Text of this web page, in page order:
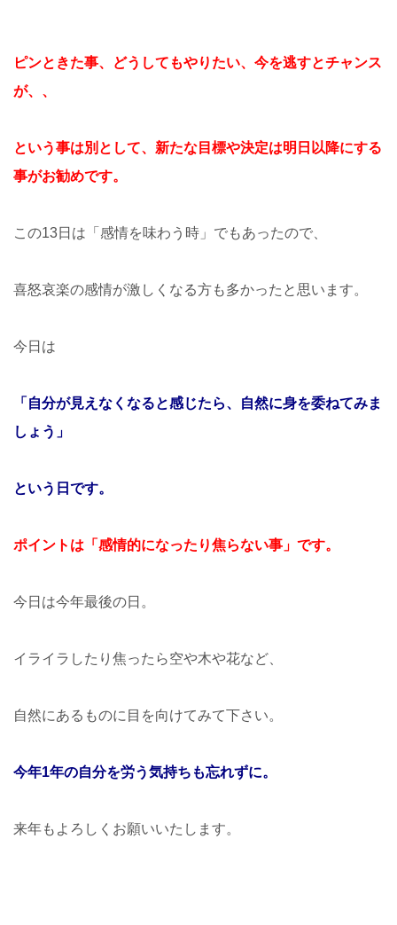
ピンときた事、どうしてもやりたい、今を逃すとチャンス
が、、
という事は別として、新たな目標や決定は明日以降にする
事がお勧めです。
この13日は「感情を味わう時」でもあったので、
喜怒哀楽の感情が激しくなる方も多かったと思います。
今日は
「自分が見えなくなると感じたら、自然に身を委ねてみま
しょう」
という日です。
ポイントは「感情的になったり焦らない事」です。
今日は今年最後の日。
イライラしたり焦ったら空や木や花など、
自然にあるものに目を向けてみて下さい。
今年1年の自分を労う気持ちも忘れずに。
来年もよろしくお願いいたします。